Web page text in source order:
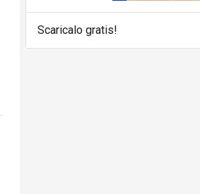
Scaricalo gratis!